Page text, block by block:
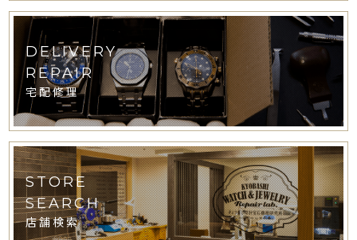
DELIVERY
REPAIR
宅配修理
STORE
SEARCH
店舗検索